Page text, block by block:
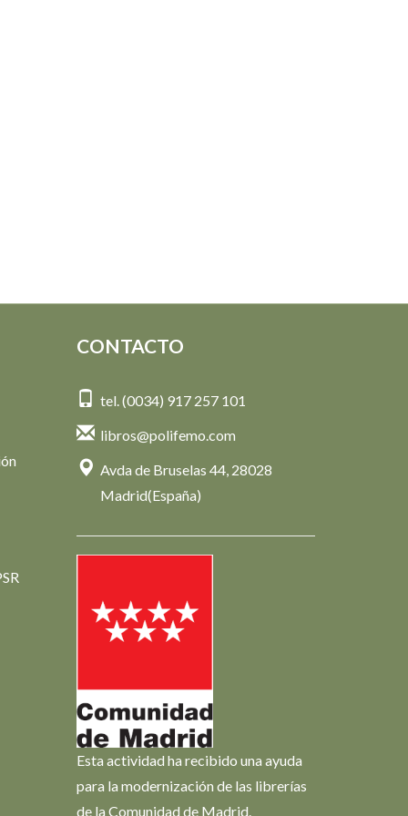
CONTACTO
tel. (0034) 917 257 101
libros@polifemo.com
Avda de Bruselas 44, 28028
Madrid(España)
Esta actividad ha recibido una ayuda
para la modernización de las librerías
de la Comunidad de Madrid.